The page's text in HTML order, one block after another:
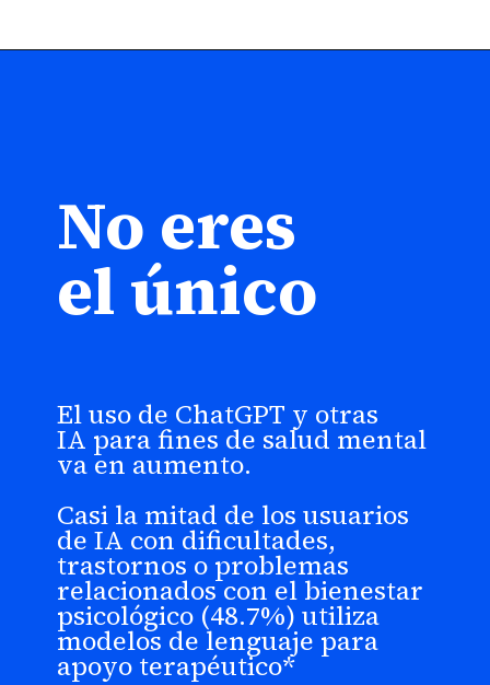
No eres
el único
El uso de ChatGPT y otras
IA para fines de salud mental
va en aumento.
Casi la mitad de los usuarios
de IA con dificultades,
trastornos o problemas
relacionados con el bienestar
psicológico (48.7%) utiliza
modelos de lenguaje para
apoyo terapéutico*